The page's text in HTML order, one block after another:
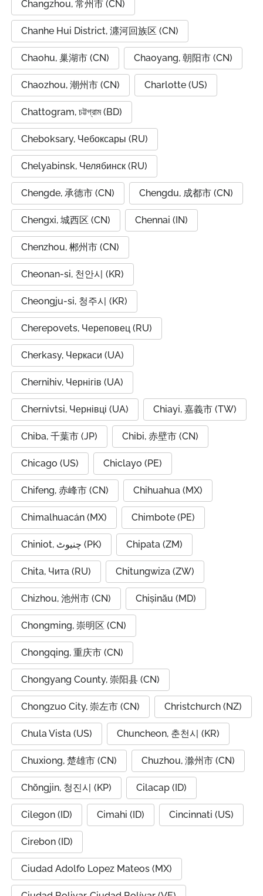
Changzhou, 常州市 (CN)
Chanhe Hui District, 瀍河回族区 (CN)
Chaohu, 巢湖市 (CN) Chaoyang, 朝阳市 (CN)
Chaozhou, 潮州市 (CN) Charlotte (US)
Chattogram, চট্টগ্রাম (BD)
Cheboksary, Чебоксары (RU)
Chelyabinsk, Челябинск (RU)
Chengde, 承德市 (CN) Chengdu, 成都市 (CN)
Chengxi, 城西区 (CN) Chennai (IN)
Chenzhou, 郴州市 (CN)
Cheonan-si, 천안시 (KR)
Cheongju-si, 청주시 (KR)
Cherepovets, Череповец (RU)
Cherkasy, Черкаси (UA)
Chernihiv, Чернігів (UA)
Chernivtsi, Чернівці (UA) Chiayi, 嘉義市 (TW)
Chiba, 千葉市 (JP) Chibi, 赤壁市 (CN)
Chicago (US) Chiclayo (PE)
Chifeng, 赤峰市 (CN) Chihuahua (MX)
Chimalhuacán (MX) Chimbote (PE)
Chiniot, چنیوٹ (PK) Chipata (ZM)
Chita, Чита (RU) Chitungwiza (ZW)
Chizhou, 池州市 (CN) Chișinău (MD)
Chongming, 崇明区 (CN)
Chongqing, 重庆市 (CN)
Chongyang County, 崇阳县 (CN)
Chongzuo City, 崇左市 (CN) Christchurch (NZ)
Chula Vista (US) Chuncheon, 춘천시 (KR)
Chuxiong, 楚雄市 (CN) Chuzhou, 滁州市 (CN)
Chŏngjin, 청진시 (KP) Cilacap (ID)
Cilegon (ID) Cimahi (ID) Cincinnati (US)
Cirebon (ID)
Ciudad Adolfo Lopez Mateos (MX)